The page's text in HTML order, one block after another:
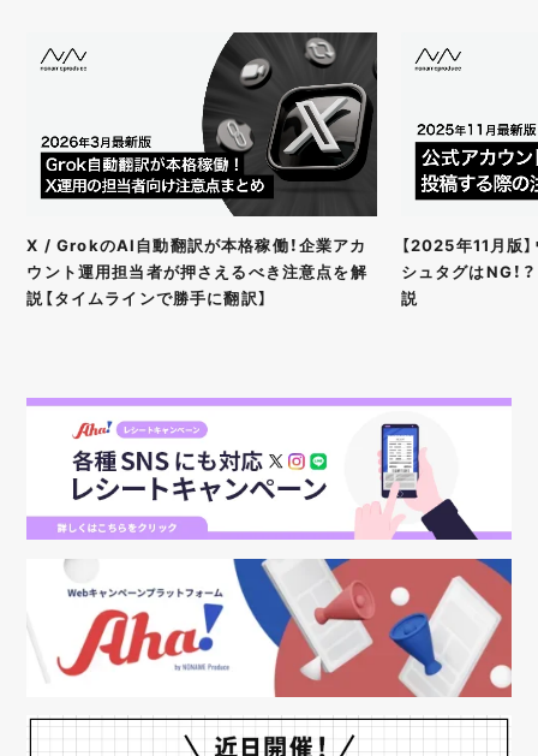
X / GrokのAI自動翻訳が本格稼働！企業アカ
ウント運用担当者が押さえるべき注意点を解
説【タイムラインで勝手に翻訳】
【2025年11月版
シュタグはNG！
説